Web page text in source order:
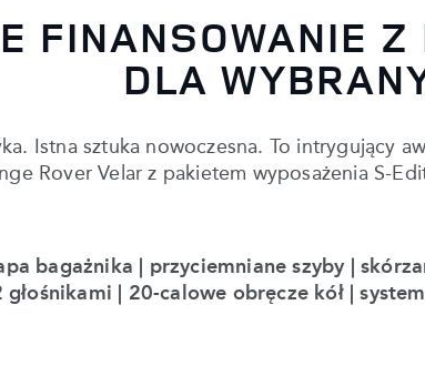
FINANSOWANIE
DLA
Istna sztuka nowoczesna. To intrygujący
Rover Velar z pakietem wyposażenia S-
bagażnika | przyciemniane szyby |
| 20-calowe obręcze kół |